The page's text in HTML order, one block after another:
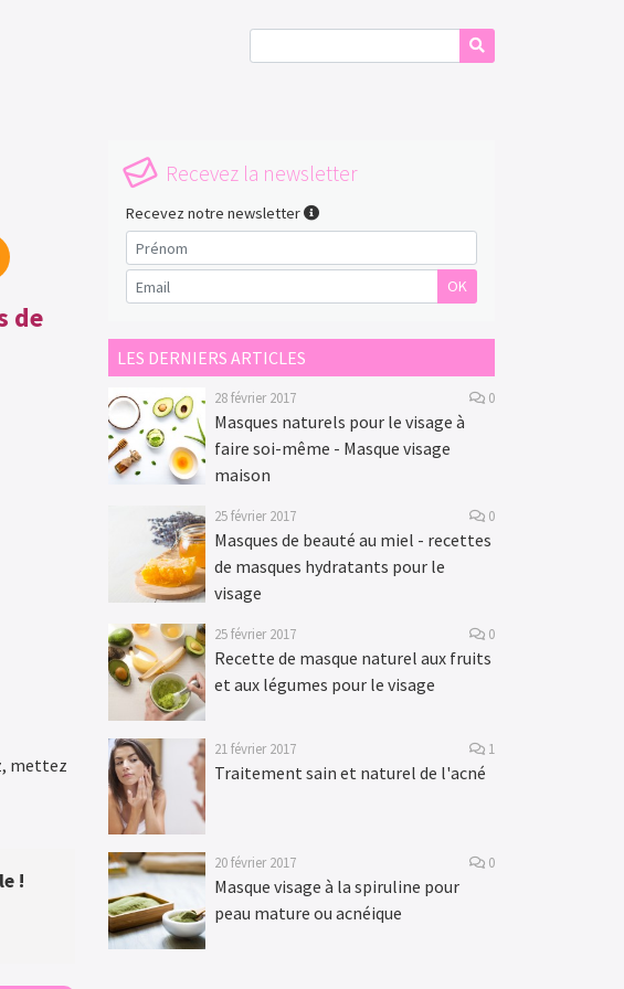
de
mettez
!
Recevez la newsletter
Recevez notre newsletter
OK
LES DERNIERS ARTICLES
28 février 2017 0
Masques naturels pour le visage à
faire soi-même - Masque visage
maison
25 février 2017 0
Masques de beauté au miel - recettes
de masques hydratants pour le
visage
25 février 2017 0
Recette de masque naturel aux fruits
et aux légumes pour le visage
21 février 2017 1
Traitement sain et naturel de l'acné
20 février 2017 0
Masque visage à la spiruline pour
peau mature ou acnéique